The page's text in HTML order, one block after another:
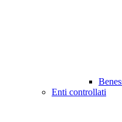
Enti controllati